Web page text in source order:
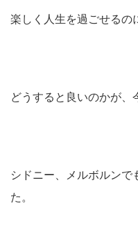
楽しく人生を過ごせるの
どうすると良いのかが、
シドニー、メルボルンで
た。